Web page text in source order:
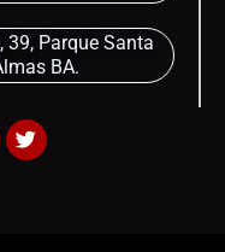
39, Parque Santa
BA.